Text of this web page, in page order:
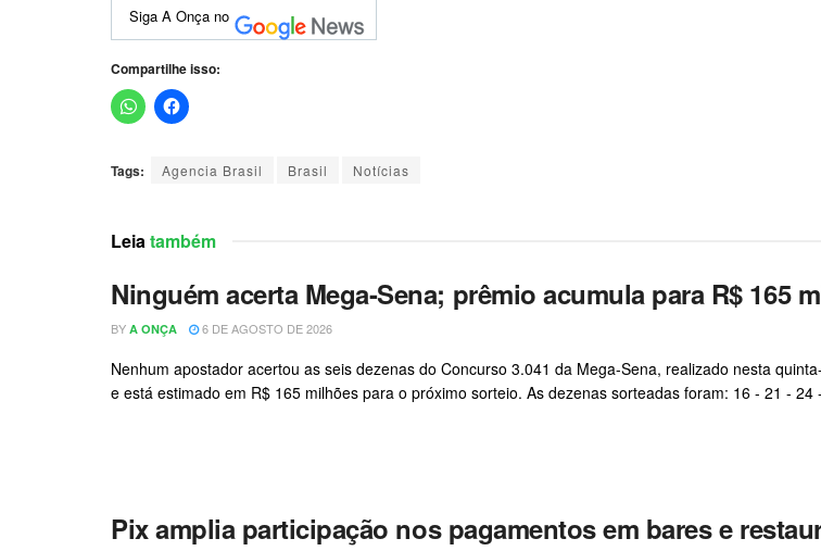
Siga A Onça no
Compartilhe isso:
Tags: Agencia Brasil Brasil Notícias
Leiatambém
Ninguém acerta Mega-Sena; prêmio acumula para R$ 165
BY A ONÇA 6 DE AGOSTO DE 2026
Nenhum apostador acertou as seis dezenas do Concurso 3.041 da Mega-Sena, realizado nesta
e está estimado em R$ 165 milhões para o próximo sorteio. As dezenas sorteadas foram: 16 - 21 - 24
Pix amplia participação nos pagamentos em bares e